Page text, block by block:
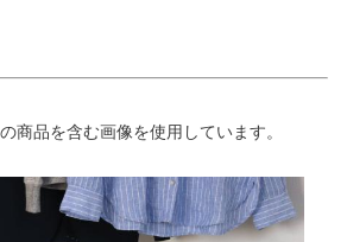
商品を含む画像を使用しています。